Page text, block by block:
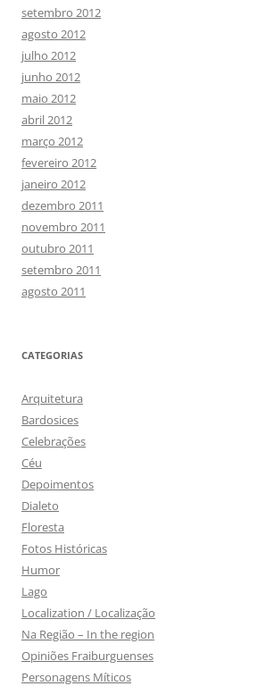
setembro 2012
agosto 2012
julho 2012
junho 2012
maio 2012
abril 2012
março 2012
fevereiro 2012
janeiro 2012
dezembro 2011
novembro 2011
outubro 2011
setembro 2011
agosto 2011
CATEGORIAS
Arquitetura
Bardosices
Celebrações
Céu
Depoimentos
Dialeto
Floresta
Fotos Históricas
Humor
Lago
Localization / Localização
Na Região – In the region
Opiniões Fraiburguenses
Personagens Míticos